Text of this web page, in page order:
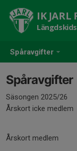
Spåravgifter
IK JARL
Spåravgifter
Säsongen 2025/26
Årskort icke medlem
Årskort medlem